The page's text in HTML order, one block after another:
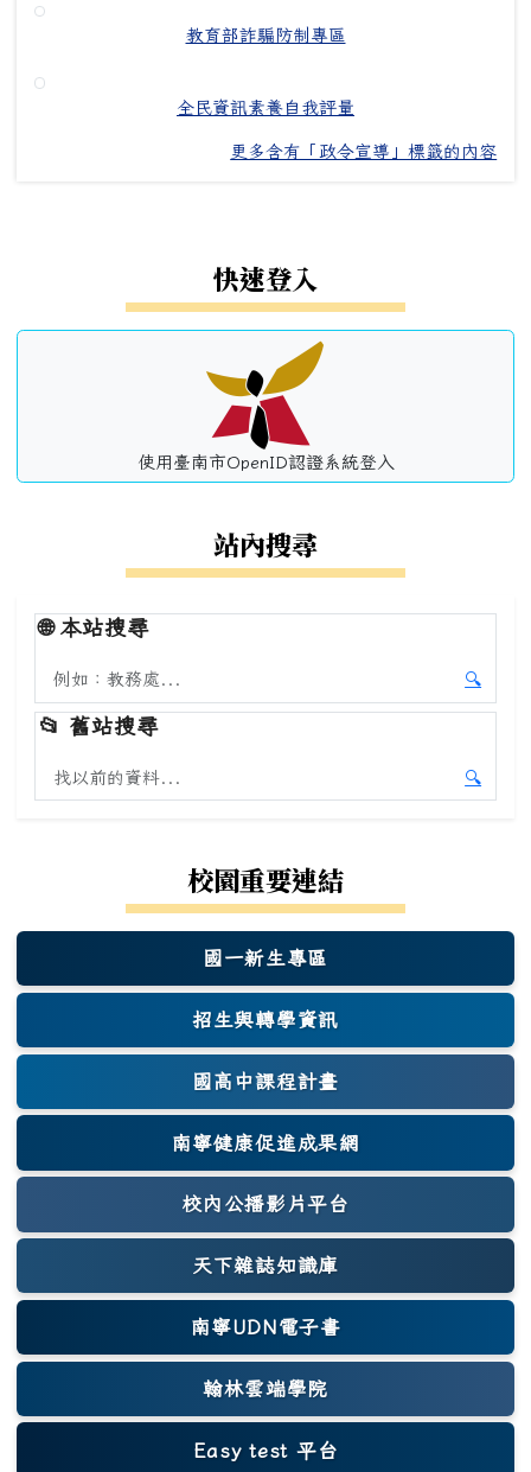
教育部詐騙防制專區
全民資訊素養自我評量
更多含有「政令宣導」標籤的內容
快速登入
使用臺南市OpenID認證系統登入
站內搜尋
🌐本站搜尋
搜尋本站內容
🔍
開始本
📂 舊站搜尋
搜尋舊站內容
🔍
開始舊
校園重要連結
國一新生專區
(另開新視窗)
招生與轉學資訊
國高中課程計畫
南寧健康促進成果網
(另開新視窗)
校內公播影片平台
天下雜誌知識庫
(另開新視窗)
南寧UDN電子書
翰林雲端學院
Easy test 平台
(另開新視窗)